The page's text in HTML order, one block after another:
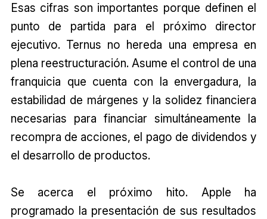
Esas cifras son importantes porque definen el
punto de partida para el próximo director
ejecutivo. Ternus no hereda una empresa en
plena reestructuración. Asume el control de una
franquicia que cuenta con la envergadura, la
estabilidad de márgenes y la solidez financiera
necesarias para financiar simultáneamente la
recompra de acciones, el pago de dividendos y
el desarrollo de productos.
Se acerca el próximo hito. Apple ha
programado la presentación de sus resultados